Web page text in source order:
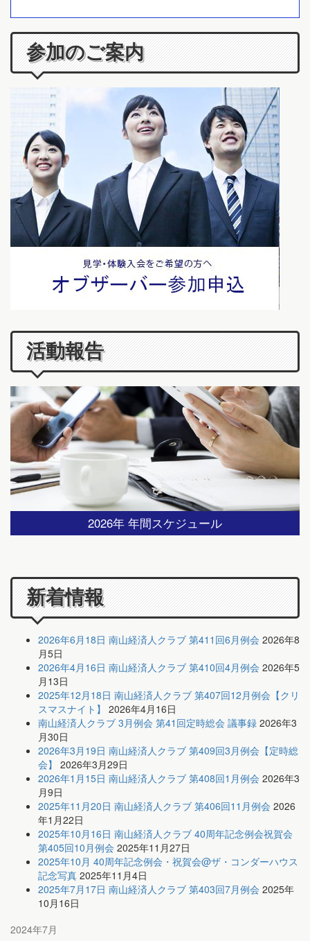
参加のご案内
活動報告
2026年 年間スケジュール
新着情報
2026年6月18日 南山経済人クラブ 第411回6月例会 2026年8
月5日
2026年4月16日 南山経済人クラブ 第410回4月例会 2026年5
月13日
2025年12月18日 南山経済人クラブ 第407回12月例会【クリ
スマスナイト】 2026年4月16日
南山経済人クラブ 3月例会 第41回定時総会 議事録 2026年3
月30日
2026年3月19日 南山経済人クラブ 第409回3月例会【定時総
会】 2026年3月29日
2026年1月15日 南山経済人クラブ 第408回1月例会 2026年3
月9日
2025年11月20日 南山経済人クラブ 第406回11月例会 2026
年1月22日
2025年10月16日 南山経済人クラブ 40周年記念例会祝賀会
第405回10月例会 2025年11月27日
2025年10月 40周年記念例会・祝賀会@ザ・コンダーハウス
記念写真 2025年11月4日
2025年7月17日 南山経済人クラブ 第403回7月例会 2025年
10月16日
2024年7月